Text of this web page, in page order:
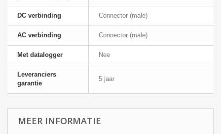
DC verbinding Connector (male)
AC verbinding Connector (male)
Met datalogger Nee
Leveranciers
garantie
5 jaar
MEER INFORMATIE